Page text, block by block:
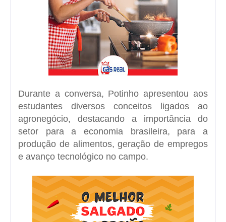
Durante a conversa, Potinho apresentou aos
estudantes diversos conceitos ligados ao
agronegócio, destacando a importância do
setor para a economia brasileira, para a
produção de alimentos, geração de empregos
e avanço tecnológico no campo.